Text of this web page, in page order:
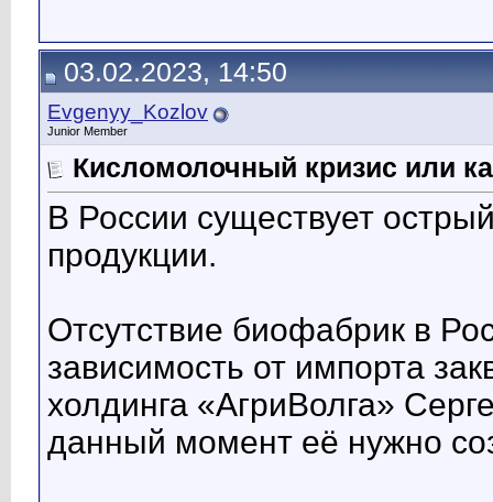
03.02.2023, 14:50
Evgenyy_Kozlov
Junior Member
Кисломолочный кризис или
В России существует
продукции.
Отсутствие биофабрик в
зависимость от импорта
холдинга «АгриВолга»
данный момент её нужно